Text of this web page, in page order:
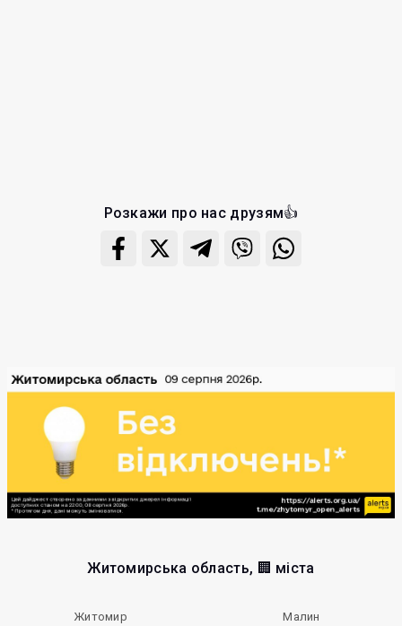
Розкажи про нас друзям👍
Житомирська область, 🏢 міста
Житомир Малин